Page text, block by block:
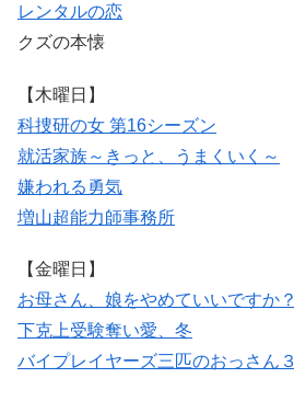
レンタルの恋
クズの本懐
【木曜日】
科捜研の女 第16シーズン
就活家族～きっと、うまくいく～
嫌われる勇気
増山超能力師事務所
【金曜日】
お母さん、娘をやめていいですか？
下克上受験奪い愛、冬
バイプレイヤーズ三匹のおっさん３